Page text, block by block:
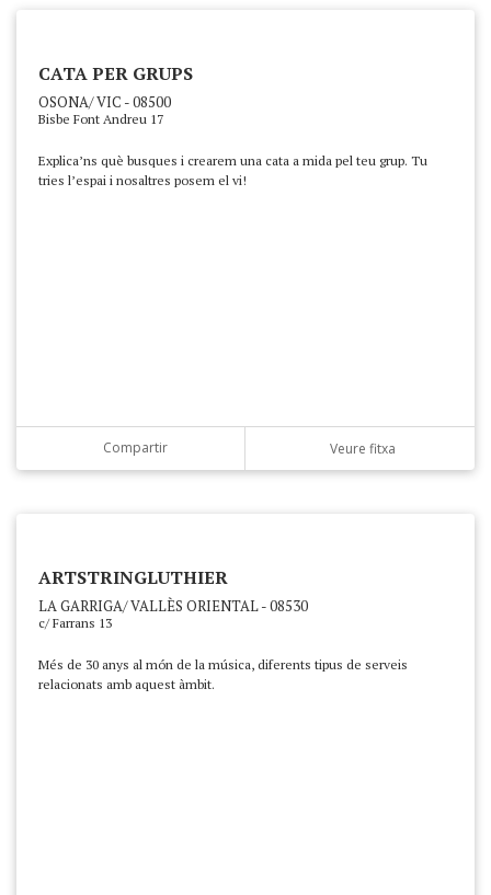
CATA PER GRUPS
OSONA/ VIC - 08500
Bisbe Font Andreu 17
Explica’ns què busques i crearem una cata a mida pel teu grup. Tu
tries l’espai i nosaltres posem el vi!
Compartir Veure fitxa
ARTSTRINGLUTHIER
LA GARRIGA/ VALLÈS ORIENTAL - 08530
c/ Farrans 13
Més de 30 anys al món de la música, diferents tipus de serveis
relacionats amb aquest àmbit.